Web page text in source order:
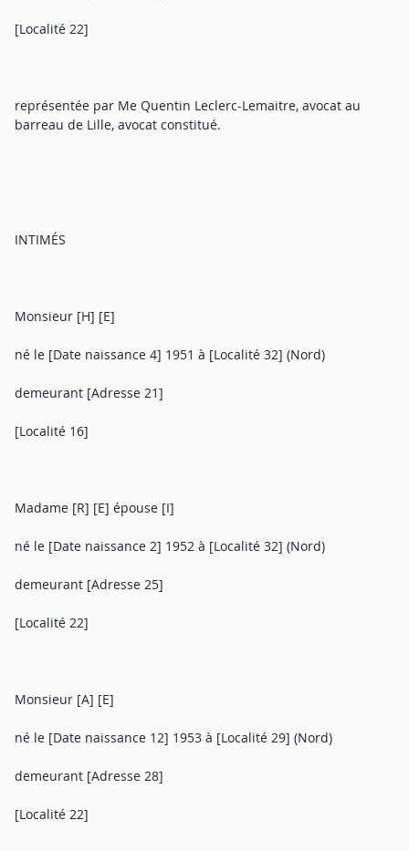
[Localité 22]
représentée par Me Quentin Leclerc-Lemaitre, avocat au
barreau de Lille, avocat constitué.
INTIMÉS
Monsieur [H] [E]
né le [Date naissance 4] 1951 à [Localité 32] (Nord)
demeurant [Adresse 21]
[Localité 16]
Madame [R] [E] épouse [I]
né le [Date naissance 2] 1952 à [Localité 32] (Nord)
demeurant [Adresse 25]
[Localité 22]
Monsieur [A] [E]
né le [Date naissance 12] 1953 à [Localité 29] (Nord)
demeurant [Adresse 28]
[Localité 22]